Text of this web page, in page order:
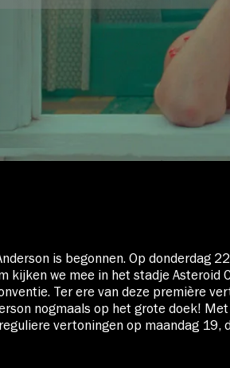
Stichting LUX
is begonnen. Op donderdag
kijken we mee in het stadje Asteroid
Ter ere van deze première
nogmaals op het grote doek!
vertoningen op maandag 19,